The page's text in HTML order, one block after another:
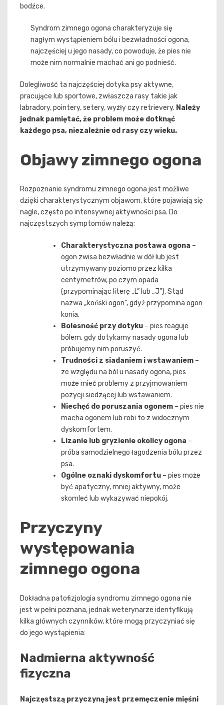
bodźce.
Syndrom zimnego ogona charakteryzuje się
nagłym wystąpieniem bólu i bezwładności ogona,
najczęściej u jego nasady, co powoduje, że pies nie
może nim normalnie machać ani go podnieść.
Dolegliwość ta najczęściej dotyka psy aktywne,
pracujące lub sportowe, zwłaszcza rasy takie jak
labradory, pointery, setery, wyżły czy retrievery. Należy
jednak pamiętać, że problem może dotknąć
każdego psa, niezależnie od rasy czy wieku.
Objawy zimnego ogona
Rozpoznanie syndromu zimnego ogona jest możliwe
dzięki charakterystycznym objawom, które pojawiają się
nagle, często po intensywnej aktywności psa. Do
najczęstszych symptomów należą:
Charakterystyczna postawa ogona –
ogon zwisa bezwładnie w dół lub jest
utrzymywany poziomo przez kilka
centymetrów, po czym opada
(przypominając literę „L” lub „J”). Stąd
nazwa „koński ogon”, gdyż przypomina ogon
konia.
Bolesność przy dotyku – pies reaguje
bólem, gdy dotykamy nasady ogona lub
próbujemy nim poruszyć.
Trudności z siadaniem i wstawaniem –
ze względu na ból u nasady ogona, pies
może mieć problemy z przyjmowaniem
pozycji siedzącej lub wstawaniem.
Niechęć do poruszania ogonem – pies nie
macha ogonem lub robi to z widocznym
dyskomfortem.
Lizanie lub gryzienie okolicy ogona –
próba samodzielnego łagodzenia bólu przez
psa.
Ogólne oznaki dyskomfortu – pies może
być apatyczny, mniej aktywny, może
skomleć lub wykazywać niepokój.
Przyczyny
występowania
zimnego ogona
Dokładna patofizjologia syndromu zimnego ogona nie
jest w pełni poznana, jednak weterynarze identyfikują
kilka głównych czynników, które mogą przyczyniać się
do jego wystąpienia:
Nadmierna aktywność
fizyczna
Najczęstszą przyczyną jest przemęczenie mięśni